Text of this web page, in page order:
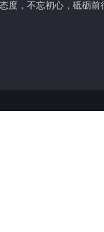
度，不忘初心，砥砺前